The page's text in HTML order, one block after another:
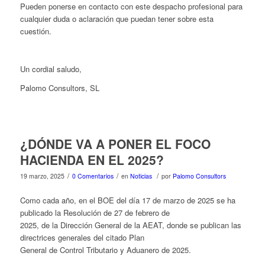
Pueden ponerse en contacto con este despacho profesional para
cualquier duda o aclaración que puedan tener sobre esta
cuestión.
Un cordial saludo,
Palomo Consultors, SL
¿DÓNDE VA A PONER EL FOCO
HACIENDA EN EL 2025?
19 marzo, 2025 / 0 Comentarios / en Noticias / por Palomo Consultors
Como cada año, en el BOE del día 17 de marzo de 2025 se ha
publicado la Resolución de 27 de febrero de
2025, de la Dirección General de la AEAT, donde se publican las
directrices generales del citado Plan
General de Control Tributario y Aduanero de 2025.